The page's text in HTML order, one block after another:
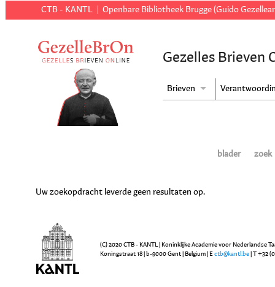
CTB - KANTL Openbare Bibliotheek Brugge (Guido
Gezelles Brieven
Brieven
blader zoek
Uw zoekopdracht leverde geen resultaten op.
(C) 2020 CTB - KANTL | Koninklijke Academie voor Nederlandse
Koningstraat 18 | b-9000 Gent | Belgium | E ctb@kantl.be | T +32